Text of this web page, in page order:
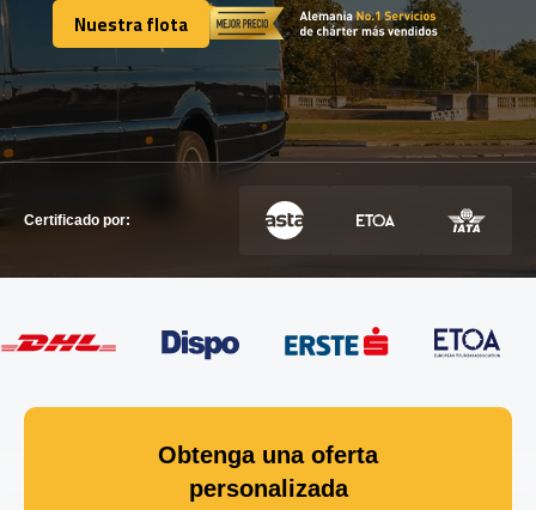
RECORRIDAS Show dropdown
Nuestra flota
Nuestra flota
Certificado por:
Obtenga una oferta
personalizada